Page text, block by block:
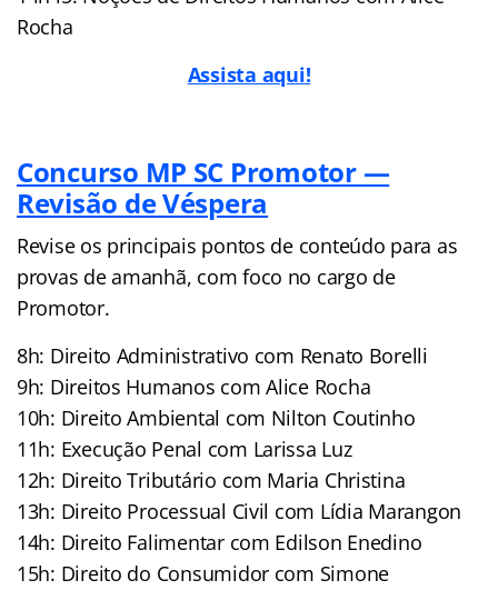
Rocha
Assista aqui!
Concurso MP SC Promotor —
Revisão de Véspera
Revise os principais pontos de conteúdo para as
provas de amanhã, com foco no cargo de
Promotor.
8h: Direito Administrativo com Renato Borelli
9h: Direitos Humanos com Alice Rocha
10h: Direito Ambiental com Nilton Coutinho
11h: Execução Penal com Larissa Luz
12h: Direito Tributário com Maria Christina
13h: Direito Processual Civil com Lídia Marangon
14h: Direito Falimentar com Edilson Enedino
15h: Direito do Consumidor com Simone